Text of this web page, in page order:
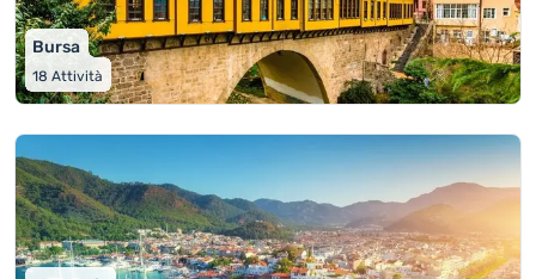
Bursa
18 Attività